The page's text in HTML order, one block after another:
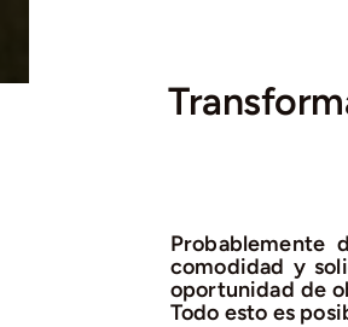
Probablemente
comodidad y
oportunidad de
Todo esto es